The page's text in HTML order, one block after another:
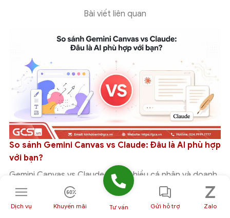
Bài viết liên quan
So sánh Gemini Canvas vs Claude: Đâu là AI phù hợp
với bạn?
Gemini Canvas vs Claude được nhiều cá nhân và doanh
nghiệp quan tâm khi tìm kiếm một công cụ AI hỗ trợ viết
Dịch vụ Khuyến mãi Tư vấn Gửi hỗ trợ Zalo